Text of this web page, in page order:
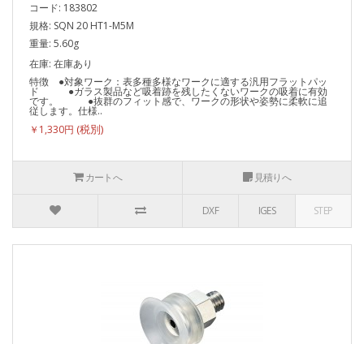
コード: 183802
規格: SQN 20 HT1-M5M
重量: 5.60g
在庫: 在庫あり
特徴 ●対象ワーク：表多種多様なワークに適する汎用フラットパッ
ド ●ガラス製品など吸着跡を残したくないワークの吸着に有効
です。 ●抜群のフィット感で、ワークの形状や姿勢に柔軟に追
従します。仕様..
￥1,330円
カートへ 見積りへ
DXF IGES STEP